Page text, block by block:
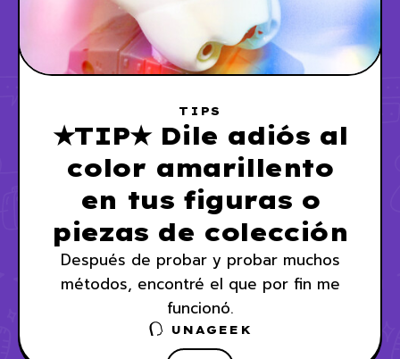
TIPS
★TIP★ Dile adiós al
color amarillento
en tus figuras o
piezas de colección
Después de probar y probar muchos
métodos, encontré el que por fin me
funcionó.
UNAGEEK